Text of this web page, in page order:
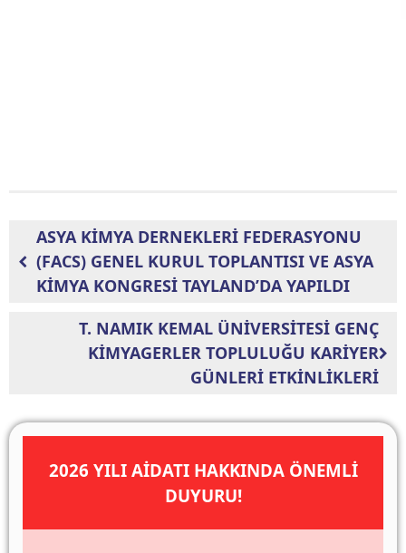
ASYA KİMYA DERNEKLERİ FEDERASYONU
(FACS) GENEL KURUL TOPLANTISI VE ASYA
KİMYA KONGRESİ TAYLAND’DA YAPILDI
T. NAMIK KEMAL ÜNİVERSİTESİ GENÇ
KİMYAGERLER TOPLULUĞU KARİYER
GÜNLERİ ETKİNLİKLERİ
2026 YILI AİDATI HAKKINDA ÖNEMLİ
DUYURU!